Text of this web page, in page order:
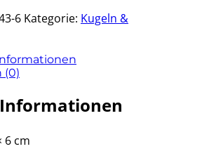
6 Kategorie: Kugeln &
(0)
6 cm